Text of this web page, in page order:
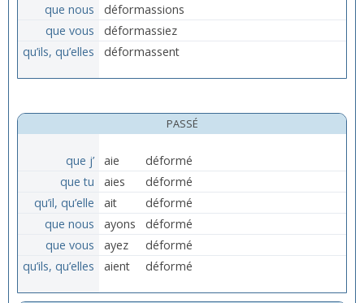
que nous
déformassions
que vous
déformassiez
qu’ils, qu’elles
déformassent
PASSÉ
que j’ aie
déformé
que tu
aies
déformé
qu’il, qu’elle
ait
déformé
que nous
ayons
déformé
que vous
ayez
déformé
qu’ils, qu’elles
aient déformé